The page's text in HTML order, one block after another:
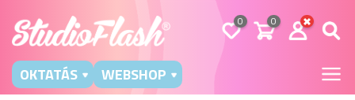
0 0
OKTATÁS WEBSHOP